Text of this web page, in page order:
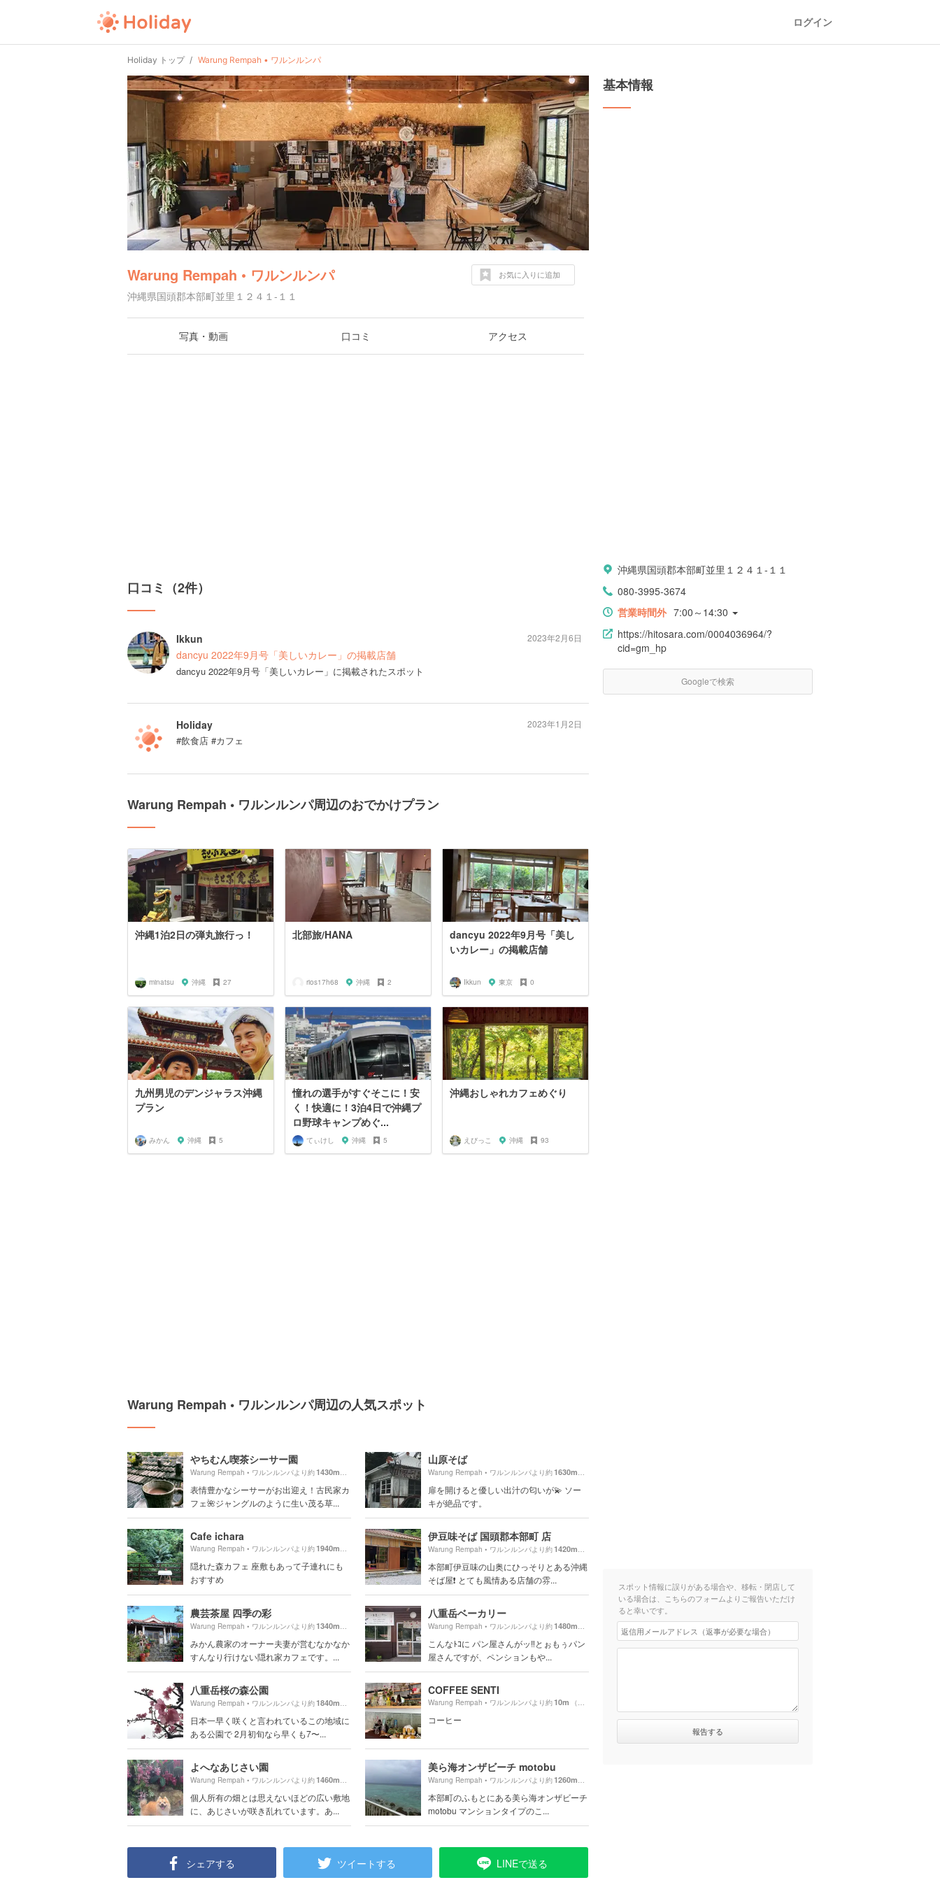
ログイン
Holiday トップ Warung Rempah • ワルンルンパ
Warung Rempah • ワルンルンパ
沖縄県国頭郡本部町並里１２４１-１１
お気に入りに追加
写真・動画 口コミ アクセス
口コミ（2件）
Ikkun
dancyu 2022年9月号「美しいカレー」の掲載店舗
dancyu 2022年9月号「美しいカレー」に掲載されたスポット
2023年2月6日
Holiday
#飲食店 #カフェ
2023年1月2日
Warung Rempah • ワルンルンパ周辺のおでかけプラン
沖縄1泊2日の弾丸旅行っ！
minatsu 沖縄 27
北部旅/HANA
rios17h68 沖縄 2
dancyu 2022年9月号「美し
いカレー」の掲載店舗
Ikkun 東京 0
九州男児のデンジャラス沖縄
プラン
みかん 沖縄 5
憧れの選手がすぐそこに！安
く！快適に！3泊4日で沖縄プ
ロ野球キャンプめぐ...
てぃけし 沖縄 5
沖縄おしゃれカフェめぐり
えびっこ 沖縄 93
Warung Rempah • ワルンルンパ周辺の人気スポット
やちむん喫茶シーサー園
Warung Rempah • ワルンルンパより約1430m （徒歩24分）
表情豊かなシーサーがお出迎え！古民家カ
フェ🌺ジャングルのように生い茂る草...
山原そば
Warung Rempah • ワルンルンパより約1630m （徒歩28分）
扉を開けると優しい出汁の匂いが💫 ソー
キが絶品です。
Cafe ichara
Warung Rempah • ワルンルンパより約1940m （徒歩33分）
隠れた森カフェ 座敷もあって子連れにも
おすすめ
伊豆味そば 国頭郡本部町 店
Warung Rempah • ワルンルンパより約1420m （徒歩24分）
本部町伊豆味の山奥にひっそりとある沖縄
そば屋❗️ とても風情ある店舗の雰...
農芸茶屋 四季の彩
Warung Rempah • ワルンルンパより約1340m （徒歩23分）
みかん農家のオーナー夫妻が営むなかなか
すんなり行けない隠れ家カフェです。...
八重岳ベーカリー
Warung Rempah • ワルンルンパより約1480m （徒歩25分）
こんなﾄｺに パン屋さんがッ‼️とぉもぅパン
屋さんですが、ペンションもや...
八重岳桜の森公園
Warung Rempah • ワルンルンパより約1840m （徒歩31分）
日本一早く咲くと言われているこの地域に
ある公園で 2月初旬なら早くも7〜...
COFFEE SENTI
Warung Rempah • ワルンルンパより約10m （徒歩1分）
コーヒー
よへなあじさい園
Warung Rempah • ワルンルンパより約1460m （徒歩25分）
個人所有の畑とは思えないほどの広い敷地
に、あじさいが咲き乱れています。あ...
美ら海オンザビーチ motobu
Warung Rempah • ワルンルンパより約1260m （徒歩22分）
本部町のふもとにある美ら海オンザビーチ
motobu マンションタイプのこ...
シェアする ツイートする LINEで送る
基本情報
沖縄県国頭郡本部町並里１２４１-１１
080-3995-3674
営業時間外 7:00～14:30
https://hitosara.com/0004036964/?
cid=gm_hp
Googleで検索
スポット情報に誤りがある場合や、移転・閉店して
いる場合は、こちらのフォームよりご報告いただけ
ると幸いです。